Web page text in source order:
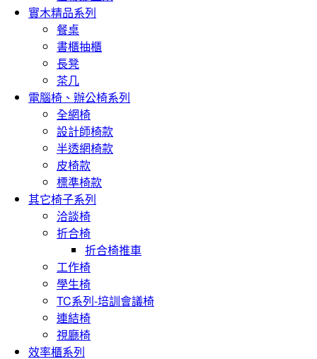
實木精品系列
餐桌
書櫃抽櫃
長凳
茶几
電腦椅、辦公椅系列
全網椅
設計師椅款
半透網椅款
皮椅款
標準椅款
其它椅子系列
洽談椅
折合椅
折合椅推車
工作椅
學生椅
TC系列-培訓會議椅
連結椅
視廳椅
效率櫃系列